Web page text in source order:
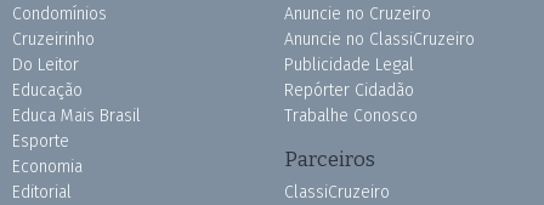
Condomínios
Cruzeirinho
Do Leitor
Educação
Educa Mais Brasil
Esporte
Economia
Editorial
Anuncie no Cruzeiro
Anuncie no ClassiCruzeiro
Publicidade Legal
Repórter Cidadão
Trabalhe Conosco
Parceiros
ClassiCruzeiro